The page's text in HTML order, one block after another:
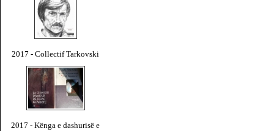
2017 - Collectif Tarkovski
2017 - Kënga e dashurisë e